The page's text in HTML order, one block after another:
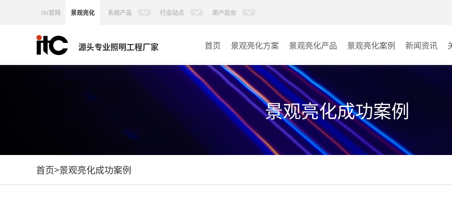
itc官网 景观亮化 系统产品 行业站点 用户后台
源头专业照明工程厂家 首页 景观亮化方案 景观亮化产品
AI智慧文旅灯光系统
AI智慧照明控制系统
投光灯
洗墙灯
景观亮化案例
文旅照明
其它
新闻资讯
景观亮化成功案例
首页>景观亮化成功案例